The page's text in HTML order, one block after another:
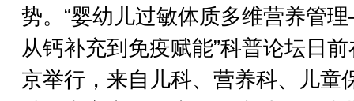
势。“婴幼儿过敏体质多维营养管
从钙补充到免疫赋能”科普论坛日
京举行，来自儿科、营养科、儿童